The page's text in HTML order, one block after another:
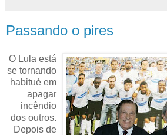
Passando o pires
O Lula está
se tornando
habitué em
apagar
incêndio
dos outros.
Depois de